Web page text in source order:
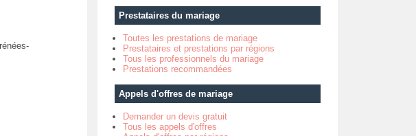
Prestataires du mariage
Toutes les prestations de mariage
Prestataires et prestations par régions
Tous les professionnels du mariage
Prestations recommandées
Appels d'offres de mariage
Demander un devis gratuit
Tous les appels d'offres